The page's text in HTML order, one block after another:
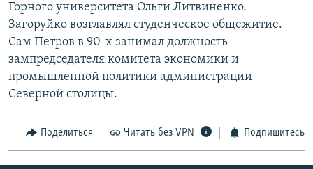
Горного университета Ольги Литвиненко.
Загоруйко возглавлял студенческое общежитие.
Сам Петров в 90-х занимал должность
зампредседателя комитета экономики и
промышленной политики администрации
Северной столицы.
Поделиться Читать без VPN Подпишитесь